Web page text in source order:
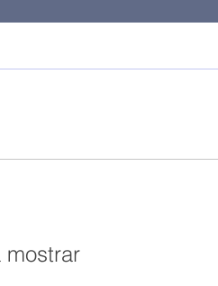
mostrar